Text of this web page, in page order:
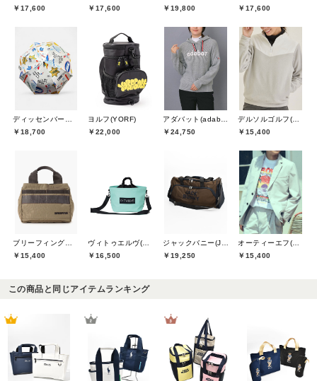
￥17,600
￥17,600
￥19,800
￥17,600
￥18,700
ヨルフ(YORF)
￥22,000
￥24,750
￥15,400
￥15,400
￥16,500
￥19,250
￥15,400
この商品と同じアイテムランキング